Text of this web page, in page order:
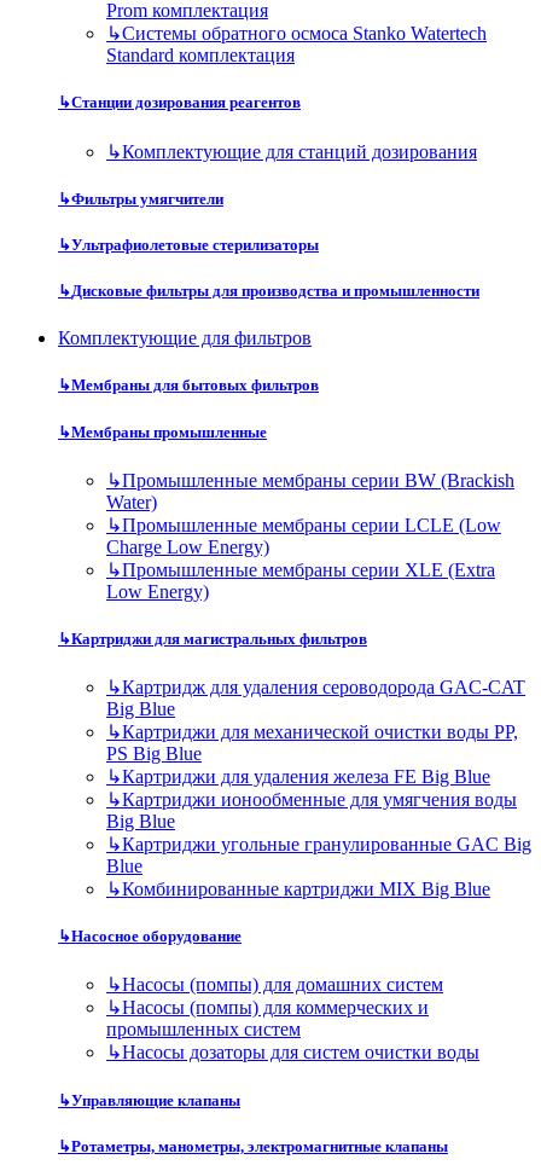
Prom комплектация
↳Системы обратного осмоса Stanko Watertech
Standard комплектация
↳Станции дозирования реагентов
↳Комплектующие для станций дозирования
↳Фильтры умягчители
↳Ультрафиолетовые стерилизаторы
↳Дисковые фильтры для производства и промышленности
Комплектующие для фильтров
↳Мембраны для бытовых фильтров
↳Мембраны промышленные
↳Промышленные мембраны серии BW (Brackish
Water)
↳Промышленные мембраны серии LCLE (Low
Charge Low Energy)
↳Промышленные мембраны серии XLE (Extra
Low Energy)
↳Картриджи для магистральных фильтров
↳Картридж для удаления сероводорода GAC-CAT
Big Blue
↳Картриджи для механической очистки воды PP,
PS Big Blue
↳Картриджи для удаления железа FE Big Blue
↳Картриджи ионообменные для умягчения воды
Big Blue
↳Картриджи угольные гранулированные GAC Big
Blue
↳Комбинированные картриджи MIX Big Blue
↳Насосное оборудование
↳Насосы (помпы) для домашних систем
↳Насосы (помпы) для коммерческих и
промышленных систем
↳Насосы дозаторы для систем очистки воды
↳Управляющие клапаны
↳Ротаметры, манометры, электромагнитные клапаны